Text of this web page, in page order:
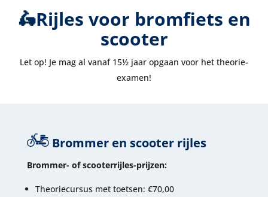
🛵Rijles voor bromfiets en
scooter
Let op! Je mag al vanaf 15½ jaar opgaan voor het theorie-
examen!
Brommer en scooter rijles
Brommer- of scooterrijles-prijzen:
Theoriecursus met toetsen: €70,00